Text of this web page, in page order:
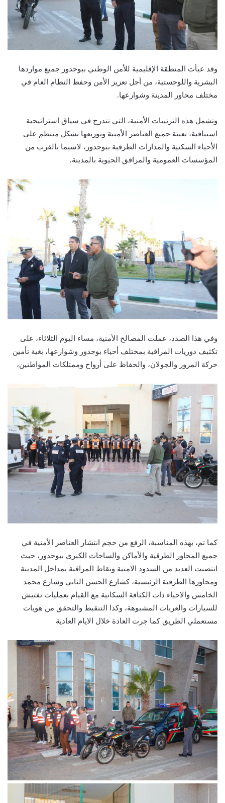
وقد عبأت المنطقة الإقليمية للأمن الوطني ببوجدور جميع مواردها
البشرية واللوجستية، من أجل تعزيز الأمن وحفظ النظام العام في
مختلف محاور المدينة وشوارعها.
وتشمل هذه الترتيبات الأمنية، التي تندرج في سياق استراتيجية
استباقية، تعبئة جميع العناصر الأمنية وتوزيعها بشكل منتظم على
الأحياء السكنية والمدارات الطرقية ببوجدور، لاسيما بالقرب من
المؤسسات العمومية والمرافق الحيوية بالمدينة.
وفي هذا الصدد، عملت المصالح الأمنية، مساء اليوم الثلاثاء، على
تكثيف دوريات المراقبة بمختلف أحياء بوجدور وشوارعها، بغية تأمين
حركة المرور والجولان، والحفاظ على أرواح وممتلكات المواطنين،
كما تم، بهذه المناسبة، الرفع من حجم انتشار العناصر الأمنية في
جميع المحاور الطرقية والأماكن والساحات الكبرى ببوجدور، حيث
انتصبت العديد من السدود الامنية ونقاط المراقبة بمداخل المدينة
ومحاورها الطرقية الرئيسية، كشارع الحسن الثاني وشارع محمد
الخامس والاحياء ذات الكثافة السكانية مع القيام بعمليات تفتيش
للسيارات والعربات المشبوهة، وكذا التنقيط والتحقق من هويات
مستعملي الطريق كما جرت العادة خلال الايام العادية